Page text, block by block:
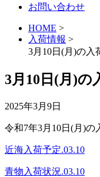
お問い合わせ
HOME >
入荷情報 >
3月10日(月)の入
3月10日(月)の
2025年3月9日
令和7年3月10日(月)の
近海入荷予定.03.10
青物入荷状況.03.10